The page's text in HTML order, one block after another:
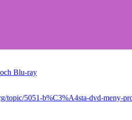
Blu-ray
topic/5051-b%C3%A4sta-dvd-meny-